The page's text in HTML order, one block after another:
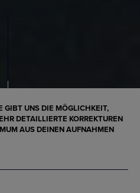
GIBT UNS DIE MÖGLICHKEIT,
DETAILLIERTE KORREKTUREN
AUS DEINEN AUFNAHMEN